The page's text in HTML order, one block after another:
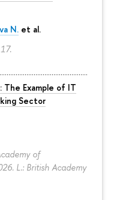
N. et al.
The Example of IT
Sector
of
L.: British Academy